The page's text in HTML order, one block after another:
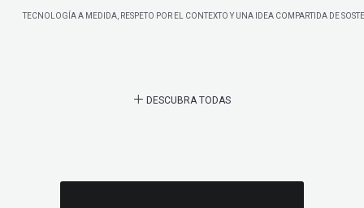
TECNOLOGÍA A MEDIDA, RESPETO POR EL CONTEXTO Y UNA IDEA COMPARTIDA DE
DESCUBRA TODAS